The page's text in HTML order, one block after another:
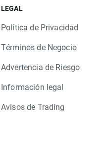
LEGAL
Política de Privacidad
Términos de Negocio
Advertencia de Riesgo
Información legal
Avisos de Trading